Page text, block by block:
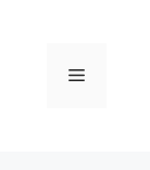
Menu